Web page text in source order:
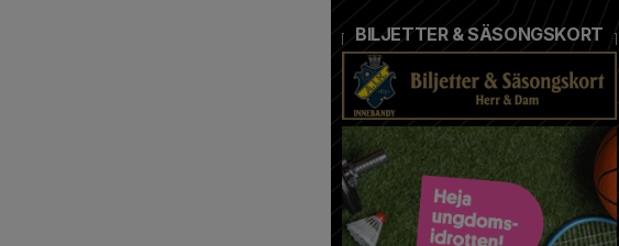
BILJETTER & SÄSONGSKORT